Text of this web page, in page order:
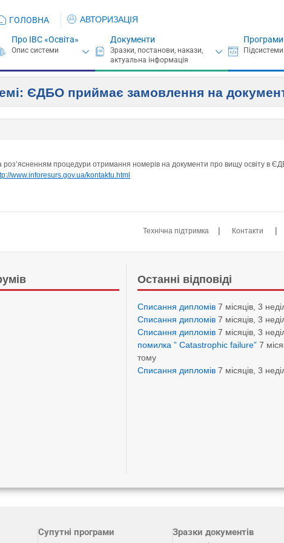
ГОЛОВНА АВТОРИЗАЦІЯ
Про ІВС «Освіта» Документи Програми
ЄДБО приймає замовлення на
роз’ясненням процедури отримання номерів на документи про вищу освіту в
www.inforesurs.gov.ua/kontaktu.html
Технічна підтримка | Контакти |
Останні відповіді
Списання дипломів 7 місяців, 3
Списання дипломів 7 місяців, 3
Списання дипломів 7 місяців, 3
помилка ” Catastrophic failure” 7
тому
Списання дипломів 7 місяців, 3
Супутні програми Зразки документів